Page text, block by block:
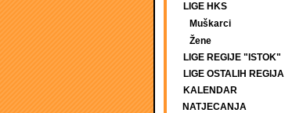
LIGE HKS
Muškarci
Žene
LIGE REGIJE "ISTOK"
LIGE OSTALIH REGIJA
KALENDAR
NATJECANJA